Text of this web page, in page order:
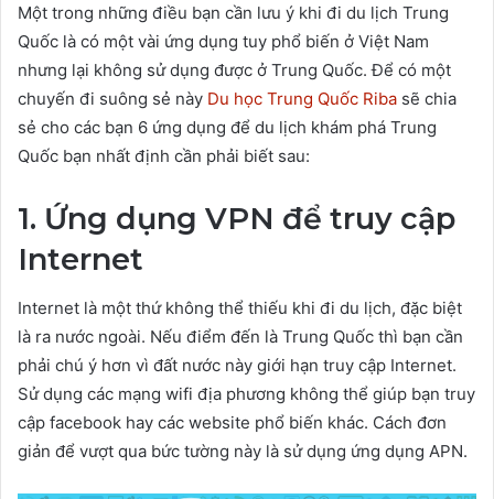
Một trong những điều bạn cần lưu ý khi đi du lịch Trung
Quốc là có một vài ứng dụng tuy phổ biến ở Việt Nam
nhưng lại không sử dụng được ở Trung Quốc. Để có một
chuyến đi suông sẻ này Du học Trung Quốc Riba sẽ chia
sẻ cho các bạn 6 ứng dụng để du lịch khám phá Trung
Quốc bạn nhất định cần phải biết sau:
1. Ứng dụng VPN để truy cập
Internet
Internet là một thứ không thể thiếu khi đi du lịch, đặc biệt
là ra nước ngoài. Nếu điểm đến là Trung Quốc thì bạn cần
phải chú ý hơn vì đất nước này giới hạn truy cập Internet.
Sử dụng các mạng wifi địa phương không thể giúp bạn truy
cập facebook hay các website phổ biến khác. Cách đơn
giản để vượt qua bức tường này là sử dụng ứng dụng APN.